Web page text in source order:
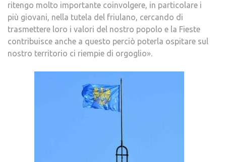
ritengo molto importante coinvolgere, in particolare i
più giovani, nella tutela del friulano, cercando di
trasmettere loro i valori del nostro popolo e la Fieste
contribuisce anche a questo perciò poterla ospitare sul
nostro territorio ci riempie di orgoglio».